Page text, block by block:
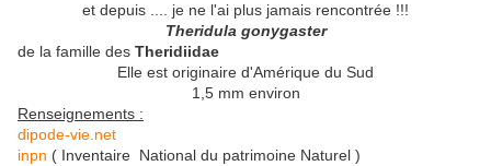
et depuis .... je ne l'ai plus jamais rencontrée !!!
Theridula gonygaster
de la famille des Theridiidae
Elle est originaire d'Amérique du Sud
1,5 mm environ
Renseignements :
dipode-vie.net
inpn ( Inventaire National du patrimoine Naturel )